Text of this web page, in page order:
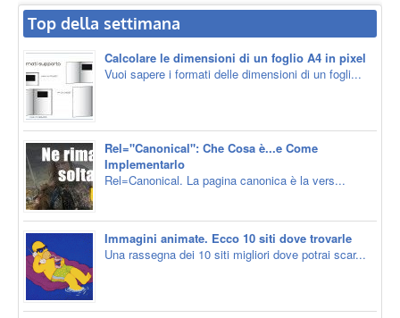
Top della settimana
Calcolare le dimensioni di un foglio A4 in pixel
Vuoi sapere i formati delle dimensioni di un fogli...
Rel="Canonical": Che Cosa è...e Come
Implementarlo
Rel=Canonical. La pagina canonica è la vers...
Immagini animate. Ecco 10 siti dove trovarle
Una rassegna dei 10 siti migliori dove potrai scar...